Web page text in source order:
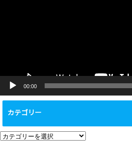
00:00
カテゴリー
カ